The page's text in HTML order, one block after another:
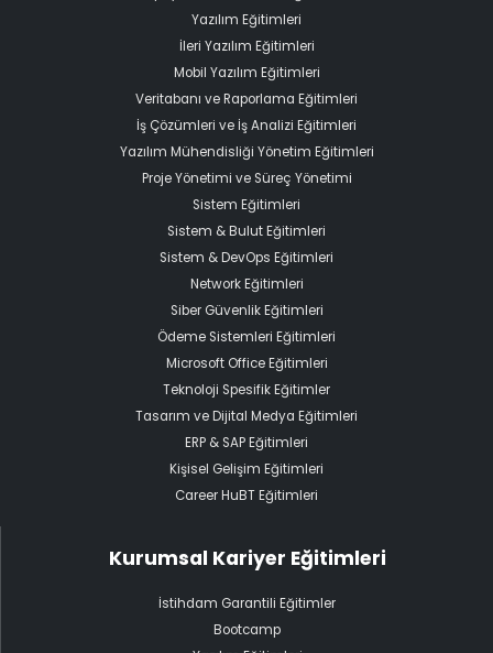
Yazılım Eğitimleri
İleri Yazılım Eğitimleri
Mobil Yazılım Eğitimleri
Veritabanı ve Raporlama Eğitimleri
İş Çözümleri ve İş Analizi Eğitimleri
Yazılım Mühendisliği Yönetim Eğitimleri
Proje Yönetimi ve Süreç Yönetimi
Sistem Eğitimleri
Sistem & Bulut Eğitimleri
Sistem & DevOps Eğitimleri
Network Eğitimleri
Siber Güvenlik Eğitimleri
Ödeme Sistemleri Eğitimleri
Microsoft Office Eğitimleri
Teknoloji Spesifik Eğitimler
Tasarım ve Dijital Medya Eğitimleri
ERP & SAP Eğitimleri
Kişisel Gelişim Eğitimleri
Career HuBT Eğitimleri
Kurumsal Kariyer Eğitimleri
İstihdam Garantili Eğitimler
Bootcamp